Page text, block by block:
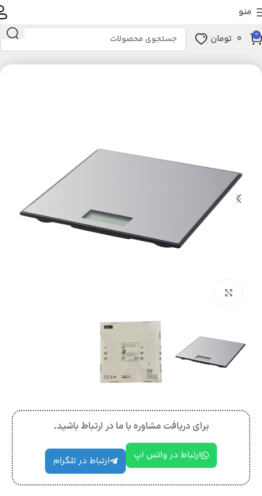
منو
0
0 تومان
خانه زیبایی و سلامت ابزار سلامت تجهیزات پزشکی
برای دریافت مشاوره با ما در ارتباط باشید.
ارتباط در واتس اپ ارتباط در تلگرام